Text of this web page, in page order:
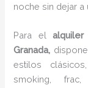
noche sin dejar
Para el
Granada,
estilos
smoking,